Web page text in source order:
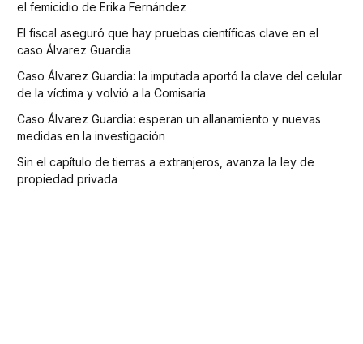
el femicidio de Erika Fernández
El fiscal aseguró que hay pruebas científicas clave en el
caso Álvarez Guardia
Caso Álvarez Guardia: la imputada aportó la clave del celular
de la víctima y volvió a la Comisaría
Caso Álvarez Guardia: esperan un allanamiento y nuevas
medidas en la investigación
Sin el capítulo de tierras a extranjeros, avanza la ley de
propiedad privada